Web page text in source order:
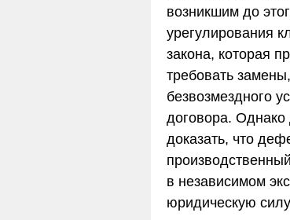
возникшим до
урегулирования
закона, которая
требовать
безвозмездного
договора. Однако
доказать, что
в независимом
юридическую